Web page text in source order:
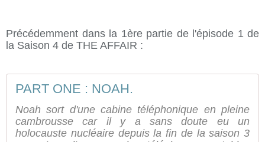
Précédemment dans la 1ère partie de l'épisode 1 de
la Saison 4 de THE AFFAIR :
PART ONE : NOAH.
Noah sort d'une cabine téléphonique en pleine
cambrousse car il y a sans doute eu un
holocauste nucléaire depuis la fin de la saison 3